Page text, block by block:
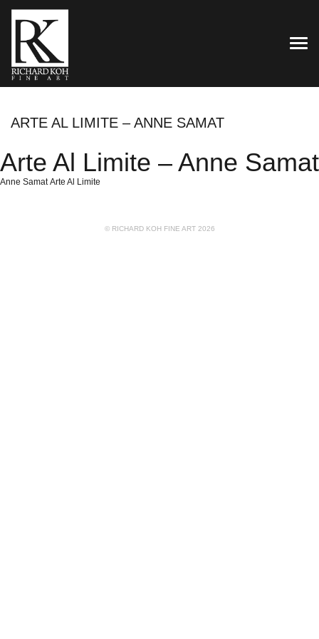
ARTE AL LIMITE – ANNE SAMAT
Arte Al Limite – Anne Samat
Anne Samat Arte Al Limite
© RICHARD KOH FINE ART 2026